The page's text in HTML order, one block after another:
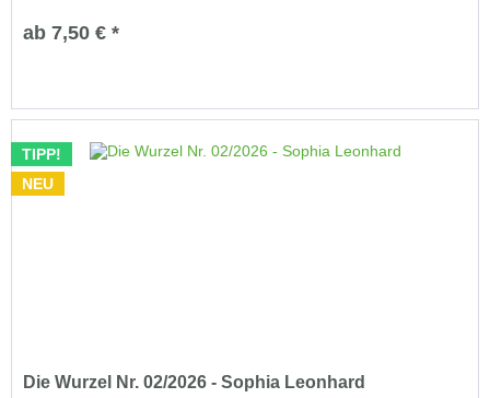
ab 7,50 € *
TIPP!
NEU
Die Wurzel Nr. 02/2026 - Sophia Leonhard